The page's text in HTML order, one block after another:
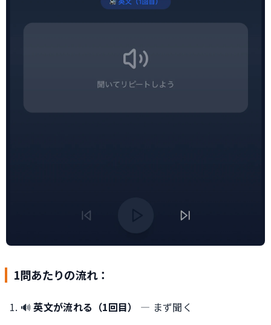
1問あたりの流れ：
🔊英文が流れる（1回目）
— まず聞く